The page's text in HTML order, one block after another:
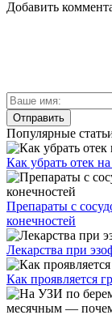
Добавить
Популярные
Как убрать отек
Препараты с
конечностей
Лекарства при
Как проявляется